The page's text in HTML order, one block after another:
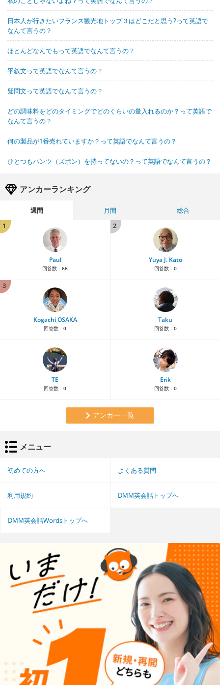
日本人が行きたいフランス観光地トップ３はどこだと思う?って英語で
なんて言うの？
ほとんどなんでもって英語でなんて言うの？
平叙文って英語でなんて言うの？
疑問文って英語でなんて言うの？
どの調味料をどのタイミングでどのくらいの量入れるのか？って英語で
なんて言うの？
何の製品が1番売れていますか？って英語でなんて言うの？
ひとつもパンツ（ズボン）を持ってないの？って英語でなんて言うの？
アンカーランキング
週間 月間
総合
1
Paul
回答数： 66
2
Yuya J. Kato
回答数： 0
3
Kogachi OSAKA
回答数： 0
Taku
回答数： 0
TE
回答数： 0
Erik
回答数： 0
アンカー一覧
メニュー
初めての方へ よくある質問
利用規約 DMM英会話トップへ
DMM英会話Wordsトップへ